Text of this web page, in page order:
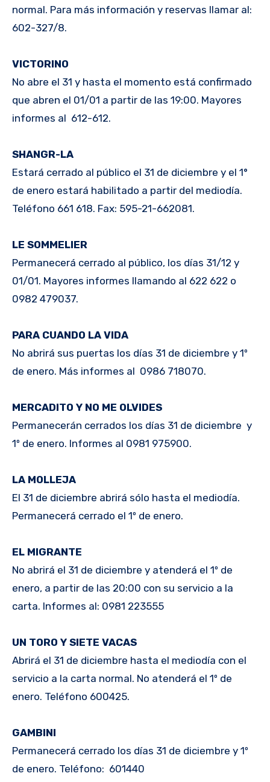
normal. Para más información y reservas llamar al:
602-327/8.
VICTORINO
No abre el 31 y hasta el momento está confirmado
que abren el 01/01 a partir de las 19:00. Mayores
informes al 612-612.
SHANGR-LA
Estará cerrado al público el 31 de diciembre y el 1°
de enero estará habilitado a partir del mediodía.
Teléfono 661 618. Fax: 595-21-662081.
LE SOMMELIER
Permanecerá cerrado al público, los días 31/12 y
01/01. Mayores informes llamando al 622 622 o
0982 479037.
PARA CUANDO LA VIDA
No abrirá sus puertas los días 31 de diciembre y 1º
de enero. Más informes al 0986 718070.
MERCADITO Y NO ME OLVIDES
Permanecerán cerrados los días 31 de diciembre y
1º de enero. Informes al 0981 975900.
LA MOLLEJA
El 31 de diciembre abrirá sólo hasta el mediodía.
Permanecerá cerrado el 1º de enero.
EL MIGRANTE
No abrirá el 31 de diciembre y atenderá el 1º de
enero, a partir de las 20:00 con su servicio a la
carta. Informes al: 0981 223555
UN TORO Y SIETE VACAS
Abrirá el 31 de diciembre hasta el mediodía con el
servicio a la carta normal. No atenderá el 1º de
enero. Teléfono 600425.
GAMBINI
Permanecerá cerrado los días 31 de diciembre y 1º
de enero. Teléfono: 601440